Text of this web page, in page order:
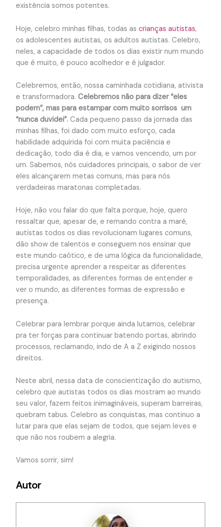
existência somos potentes.
Hoje, celebro minhas filhas, todas as crianças autistas,
os adolescentes autistas, os adultos autistas. Celebro,
neles, a capacidade de todos os dias existir num mundo
que é muito, é pouco acolhedor e é julgador.
Celebremos, então, nossa caminhada cotidiana, ativista
e transformadora. Celebremos não para dizer “eles
podem”, mas para estampar com muito sorrisos um
“nunca duvidei”. Cada pequeno passo da jornada das
minhas filhas, foi dado com muito esforço, cada
habilidade adquirida foi com muita paciência e
dedicação, todo dia é dia, e vamos vencendo, um por
um. Sabemos, nós cuidadores principais, o sabor de ver
eles alcançarem metas comuns, mas para nós
verdadeiras maratonas completadas.
Hoje, não vou falar do que falta porque, hoje, quero
ressaltar que, apesar de, e remando contra a maré,
autistas todos os dias revolucionam lugares comuns,
dão show de talentos e conseguem nos ensinar que
este mundo caótico, e de uma lógica da funcionalidade,
precisa urgente aprender a respeitar as diferentes
temporalidades, as diferentes formas de entender e
ver o mundo, as diferentes formas de expressão e
presença.
Celebrar para lembrar porque ainda lutamos, celebrar
pra ter forças para continuar batendo portas, abrindo
processos, reclamando, indo de A a Z exigindo nossos
direitos.
Neste abril, nessa data de conscientização do autismo,
celebro que autistas todos os dias mostram ao mundo
seu valor, fazem feitos inimagináveis, superam barreiras,
quebram tabus. Celebro as conquistas, mas continuo a
lutar para que elas sejam de todos, que sejam leves e
que não nos roubem a alegria.
Vamos sorrir, sim!
Autor